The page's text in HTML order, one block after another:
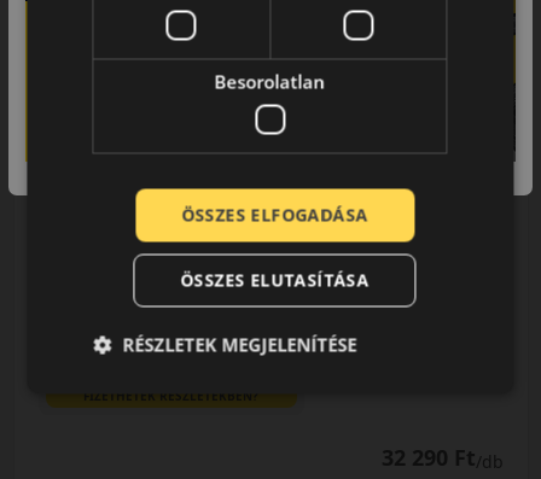
NYÁRI GUMI
205/55R17 (91) W
EPREL cimke adatok:
Használja a LENDÜLET
FIZETHETEK RÉSZLETEKBEN?
32 290 Ft/db
Besorolatlan
ÖSSZES ELFOGADÁSA
ÖSSZES ELUTASÍTÁSA
RÉSZLETEK MEGJELENÍTÉSE